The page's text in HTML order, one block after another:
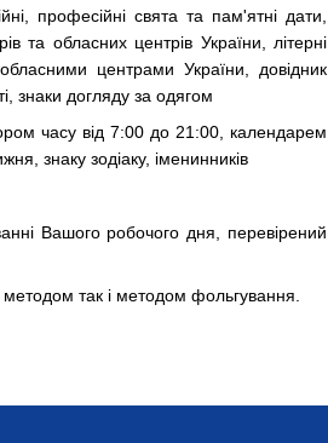
професійні свята та пам'ятні дати,
та обласних центрів України, літерні
центрами України, довідник
знаки догляду за одягом
часу від 7:00 до 21:00, календарем
знаку зодіаку, іменинників
Вашого робочого дня, перевірений
так і методом фольгування.